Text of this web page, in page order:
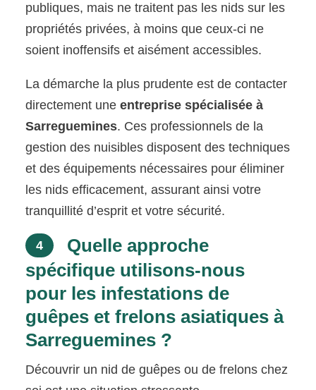
publiques, mais ne traitent pas les nids sur les
propriétés privées, à moins que ceux-ci ne
soient inoffensifs et aisément accessibles.
La démarche la plus prudente est de contacter
directement uneentreprise spécialisée à
Sarreguemines. Ces professionnels de la
gestion des nuisibles disposent des techniques
et des équipements nécessaires pour éliminer
les nids efficacement, assurant ainsi votre
tranquillité d’esprit et votre sécurité.
4
Quelle approche
spécifique utilisons-nous
pour les infestations de
guêpes et frelons asiatiques à
Sarreguemines ?
Découvrir un nid de guêpes ou de frelons chez